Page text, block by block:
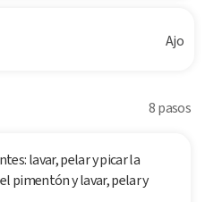
Ajo
8 pasos
lavar, pelar y picar la
pimentón y lavar, pelar y